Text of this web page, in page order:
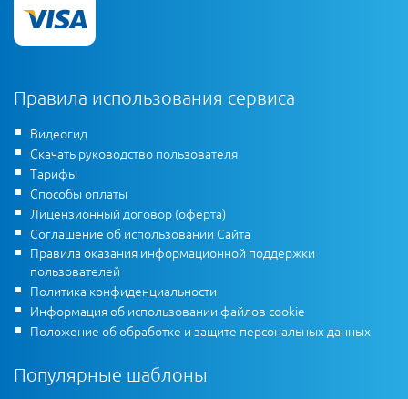
Правила использования сервиса
Видеогид
Скачать руководство пользователя
Тарифы
Способы оплаты
Лицензионный договор (оферта)
Соглашение об использовании Сайта
Правила оказания информационной поддержки
пользователей
Политика конфиденциальности
Информация об использовании файлов cookie
Положение об обработке и защите персональных данных
Популярные шаблоны